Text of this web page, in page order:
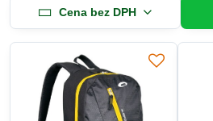
Cena bez DPH